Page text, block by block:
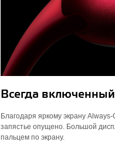
Всегда
Благодаря яркому экрану
запястье опущено. Большой
пальцем по экрану.